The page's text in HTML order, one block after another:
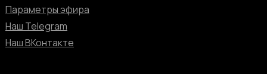
Параметры эфира
Наш Telegram
Наш ВКонтакте